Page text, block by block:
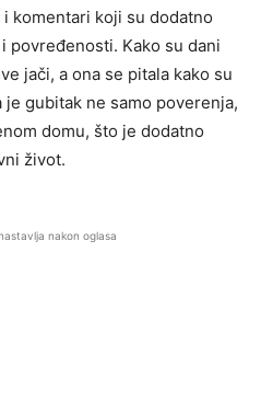
komentari koji su dodatno
povređenosti. Kako su dani
jači, a ona se pitala kako su
gubitak ne samo poverenja,
domu, što je dodatno
život.
nakon oglasa